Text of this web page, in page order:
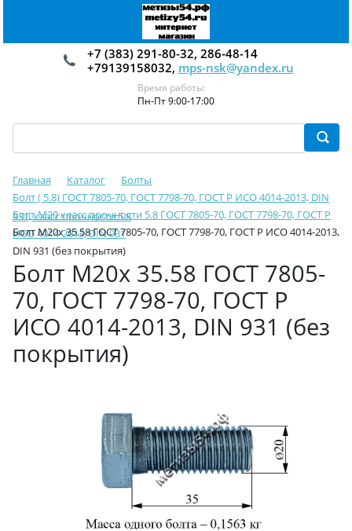
+7 (383) 291-80-32, 286-48-14
+79139158032, mps-nsk@yandex.ru
Время работы:
Пн-Пт 9:00-17:00
Главная Каталог
Болты
Болт ( 5.8) ГОСТ 7805-70, ГОСТ 7798-70, ГОСТ Р ИСО 4014-2013, DIN
931, класс прочности 5.8
Болт М20 класс прочности 5.8 ГОСТ 7805-70, ГОСТ 7798-70, ГОСТ Р
ИСО 4014-2013, DIN 931
Болт М20х 35.58 ГОСТ 7805-70, ГОСТ 7798-70, ГОСТ Р ИСО 4014-2013,
DIN 931 (без покрытия)
Болт М20х 35.58 ГОСТ 7805-
70, ГОСТ 7798-70, ГОСТ Р
ИСО 4014-2013, DIN 931 (без
покрытия)